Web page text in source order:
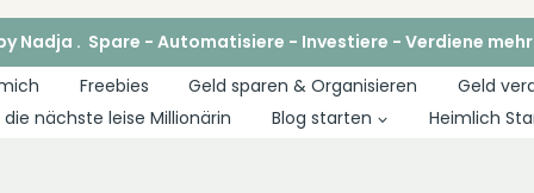
Nadja . Spare - Automatisiere - Investiere - Verdiene
Freebies Geld sparen & Organisieren
Geld
nächste leise Millionärin
Blog starten Heimlich